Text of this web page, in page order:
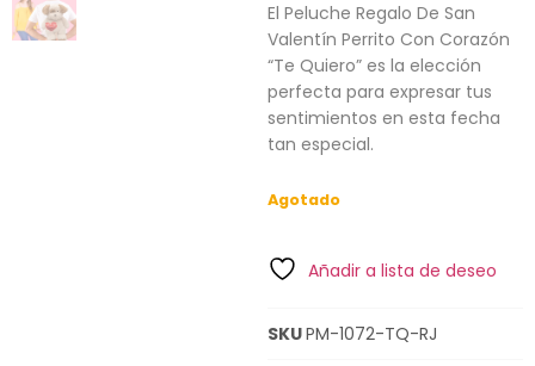
El Peluche Regalo De San
Valentín Perrito Con Corazón
“Te Quiero” es la elección
perfecta para expresar tus
sentimientos en esta fecha
tan especial.
Agotado
Añadir a lista de deseo
SKUPM-1072-TQ-RJ